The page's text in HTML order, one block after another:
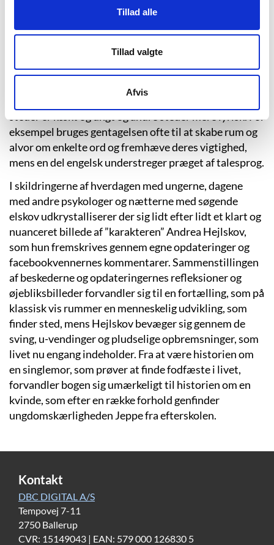
Tillad alle
Tillad valgte
Afvis
på Københavns Universitet, ekskone, single og
forfatter til at gå op i en højere enhed.
Bogens form gør, at handlingen fremskrives på
fragmentarisk vis gennem de mange tekster af
varierende længde, og undervejs småfilosoferes der
steder er kækt og ungt og andre steder mere lyrisk. For
eksempel bruges gentagelsen ofte til at skabe rum og
alvor om enkelte ord og fremhæve deres vigtighed,
mens en del engelsk understreger præget af talesprog.
I skildringerne af hverdagen med ungerne, dagene
med andre psykologer og nætterne med søgende
elskov udkrystalliserer der sig lidt efter lidt et klart og
nuanceret billede af ”karakteren” Andrea Hejlskov,
som hun fremskrives gennem egne opdateringer og
facebookvennernes kommentarer. Sammenstillingen
af beskederne og opdateringernes refleksioner og
øjebliksbilleder forvandler sig til en fortælling, som på
klassisk vis rummer en menneskelig udvikling, som
finder sted, mens Hejlskov bevæger sig gennem de
sving, u-vendinger og pludselige opbremsninger, som
livet nu engang indeholder. Fra at være historien om
en singlemor, som prøver at finde fodfæste i livet,
forvandler bogen sig umærkeligt til historien om en
kvinde, som efter en række forhold genfinder
ungdomskærligheden Jeppe fra efterskolen.
Kontakt
DBC DIGITAL A/S
Tempovej 7-11
2750 Ballerup
CVR: 15149043 | EAN: 579 000 126830 5